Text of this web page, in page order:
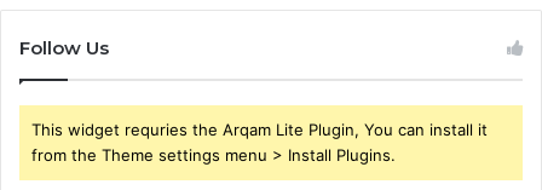
Follow Us
This widget requries the Arqam Lite Plugin, You can install it
from the Theme settings menu > Install Plugins.